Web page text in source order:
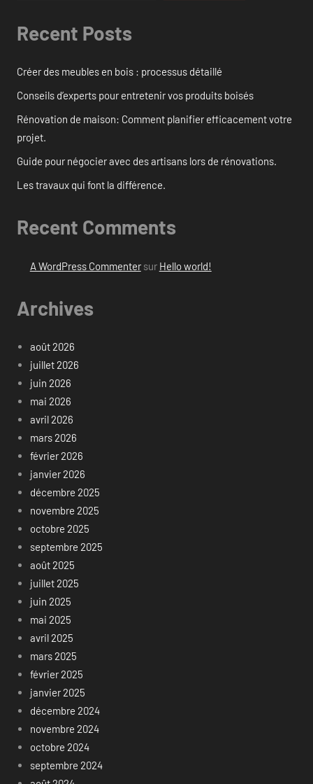
Recent Posts
Créer des meubles en bois : processus détaillé
Conseils d’experts pour entretenir vos produits boisés
Rénovation de maison: Comment planifier efficacement votre
projet.
Guide pour négocier avec des artisans lors de rénovations.
Les travaux qui font la différence.
Recent Comments
A WordPress Commentersur Hello world!
Archives
août 2026
juillet 2026
juin 2026
mai 2026
avril 2026
mars 2026
février 2026
janvier 2026
décembre 2025
novembre 2025
octobre 2025
septembre 2025
août 2025
juillet 2025
juin 2025
mai 2025
avril 2025
mars 2025
février 2025
janvier 2025
décembre 2024
novembre 2024
octobre 2024
septembre 2024